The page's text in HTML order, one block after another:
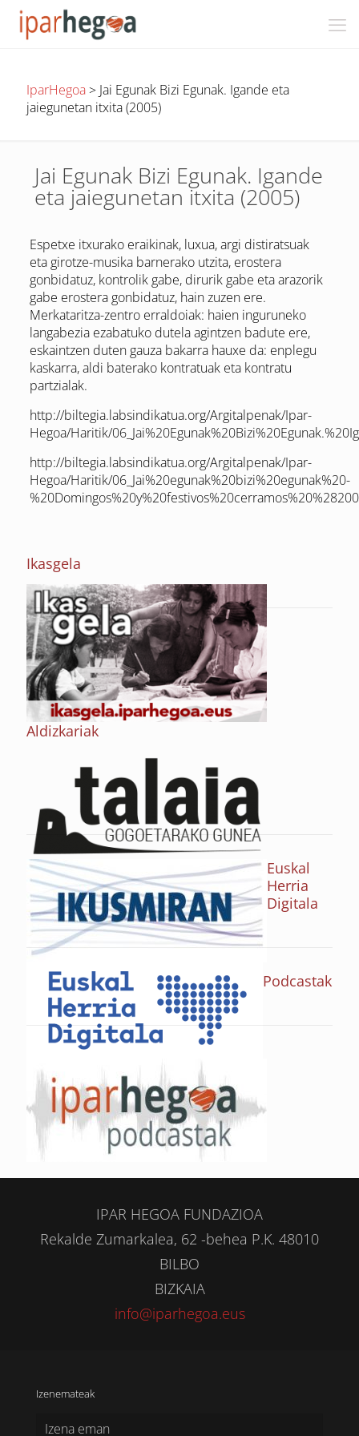
IparHegoa> Jai Egunak Bizi Egunak. Igande eta
jaiegunetan itxita (2005)
Jai Egunak Bizi Egunak. Igande
eta jaiegunetan itxita (2005)
Espetxe itxurako eraikinak, luxua, argi distiratsuak
eta girotze-musika barnerako utzita, erostera
gonbidatuz, kontrolik gabe, dirurik gabe eta arazorik
gabe erostera gonbidatuz, hain zuzen ere.
Merkataritza-zentro erraldoiak: haien inguruneko
langabezia ezabatuko dutela agintzen badute ere,
eskaintzen duten gauza bakarra hauxe da: enplegu
kaskarra, aldi baterako kontratuak eta kontratu
partzialak.
http://biltegia.labsindikatua.org/Argitalpenak/Ipar-
Hegoa/Haritik/
http://biltegia.labsindikatua.org/Argitalpenak/Ipar-
Hegoa/Haritik/06_Jai%20egunak%20bizi%20egunak%20-
Ikasgela
Aldizkariak
Euskal
Herria
Digitala
Podcastak
IPAR HEGOA FUNDAZIOA
Rekalde Zumarkalea, 62 -behea P.K. 48010
BILBO
BIZKAIA
info@iparhegoa.eus
Izenemateak
Izena eman